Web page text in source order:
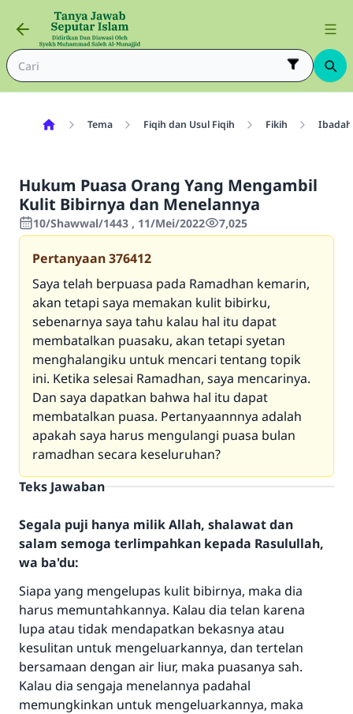
Tema Fiqih dan Usul Fiqih Fikih
Hukum Puasa Orang Yang Mengambil
Kulit Bibirnya dan Menelannya
10/Shawwal/1443 , 11/Mei/2022 7,025
Pertanyaan376412
Saya telah berpuasa pada Ramadhan kemarin,
akan tetapi saya memakan kulit bibirku,
sebenarnya saya tahu kalau hal itu dapat
membatalkan puasaku, akan tetapi syetan
menghalangiku untuk mencari tentang topik
ini. Ketika selesai Ramadhan, saya mencarinya.
Dan saya dapatkan bahwa hal itu dapat
membatalkan puasa. Pertanyaannnya adalah
apakah saya harus mengulangi puasa bulan
ramadhan secara keseluruhan?
Teks Jawaban
Segala puji hanya milik Allah, shalawat dan
salam semoga terlimpahkan kepada Rasulullah,
wa ba'du:
Siapa yang mengelupas kulit bibirnya, maka dia
harus memuntahkannya. Kalau dia telan karena
lupa atau tidak mendapatkan bekasnya atau
kesulitan untuk mengeluarkannya, dan tertelan
bersamaan dengan air liur, maka puasanya sah.
Kalau dia sengaja menelannya padahal
memungkinkan untuk mengeluarkannya, maka